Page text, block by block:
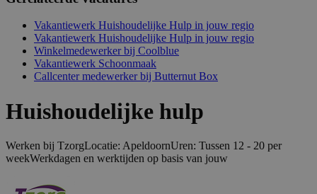
Vakantiewerk Huishoudelijke Hulp in jouw regio
Vakantiewerk Huishoudelijke Hulp in jouw regio
Winkelmedewerker bij Coolblue
Vakantiewerk Schoonmaak
Callcenter medewerker bij Butternut Box
Huishoudelijke hulp
Werken bij TzorgLocatie: ApeldoornUren: Tussen 12 - 20 per
weekWerkdagen en werktijden op basis van jouw